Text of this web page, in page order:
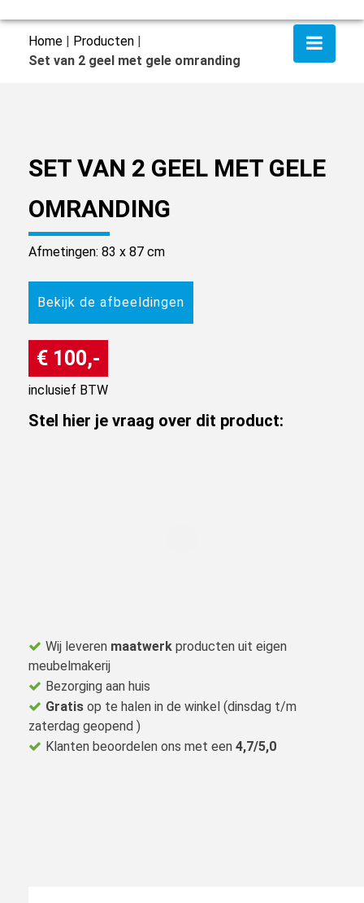
Home | Producten |
Set van 2 geel met gele omranding
SET VAN 2 GEEL MET GELE
OMRANDING
Afmetingen: 83 x 87 cm
Bekijk de afbeeldingen
€ 100,-
inclusief BTW
Stel hier je vraag over dit product:
Wij leveren maatwerk producten uit eigen
meubelmakerij
Bezorging aan huis
Gratis op te halen in de winkel (dinsdag t/m
zaterdag geopend )
Klanten beoordelen ons met een 4,7/5,0